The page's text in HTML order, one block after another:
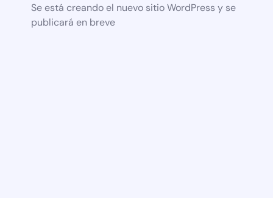
Se está creando el nuevo sitio WordPress y se
publicará en breve